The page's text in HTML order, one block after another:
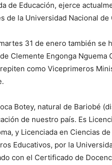
de Educación, ejerce
de la Universidad Nacional de
31 de enero también se
Clemente Engonga
como Viceprimeros
Botey, natural de Bariobé
de nuestro país. Es
y Licenciada en Ciencias
Educativos, por la
con el Certificado de